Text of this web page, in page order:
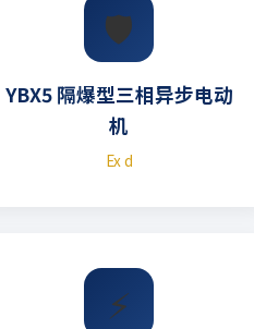
🛡️
YBX5 隔爆型三相异步电动
机
Ex d
⚡